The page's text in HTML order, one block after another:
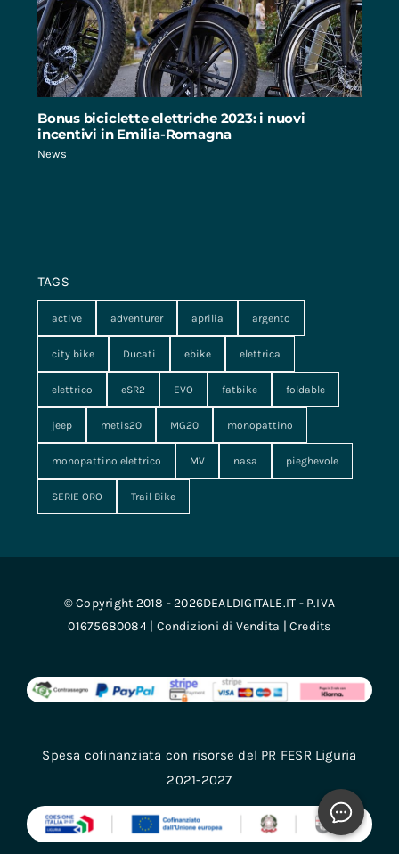
Bonus biciclette elettriche 2023: i nuovi
incentivi in Emilia-Romagna
News
TAGS
active adventurer aprilia argento
city bike Ducati ebike elettrica
elettrico eSR2 EVO fatbike foldable
jeep metis20 MG20 monopattino
monopattino elettrico MV nasa pieghevole
SERIE ORO Trail Bike
© Copyright 2018 - 2026DEALDIGITALE.IT - P.IVA
01675680084 | Condizioni di Vendita | Credits
Spesa cofinanziata con risorse del PR FESR Liguria
2021-2027